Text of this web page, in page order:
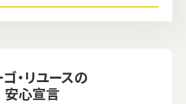
・リユースの
安心宣言